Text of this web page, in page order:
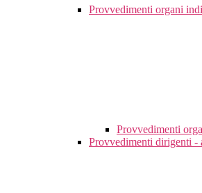
Provvedimenti organi
Provvedimenti
Provvedimenti dirigenti -